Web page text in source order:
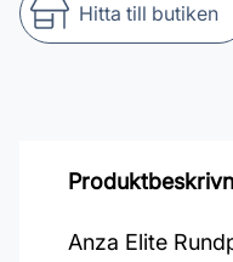
Hitta till butiken
Anza Elite